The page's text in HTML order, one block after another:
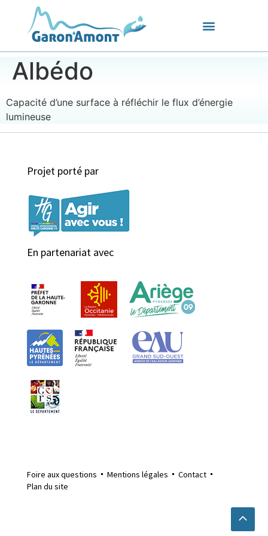
Albédo
Capacité d’une surface à réfléchir le flux d’énergie
lumineuse
Projet porté par
En partenariat avec
Foire aux questions Mentions légales
Contact
Plan du site